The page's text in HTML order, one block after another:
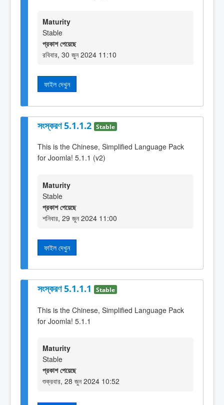
Maturity
Stable
প্রকাশ পেয়েছে
রবিবার, 30 জুন 2024 11:10
ফাইল দেখুন
সংস্করণ 5.1.1.2 Stable
This is the Chinese, Simplified Language Pack
for Joomla! 5.1.1 (v2)
Maturity
Stable
প্রকাশ পেয়েছে
শনিবার, 29 জুন 2024 11:00
ফাইল দেখুন
সংস্করণ 5.1.1.1 Stable
This is the Chinese, Simplified Language Pack
for Joomla! 5.1.1
Maturity
Stable
প্রকাশ পেয়েছে
শুক্রবার, 28 জুন 2024 10:52